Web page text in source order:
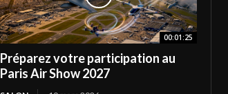
00:01:25
Préparez votre participation au
Paris Air Show 2027